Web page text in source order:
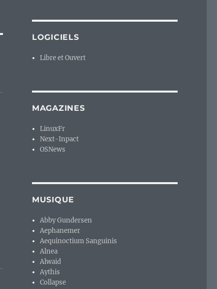
LOGICIELS
Libre et Ouvert
MAGAZINES
LinuxFr
Next-Inpact
OSNews
MUSIQUE
Abby Gundersen
Aephanemer
Aequinoctium Sanguinis
Alnea
Alwaid
Aythis
Collapse